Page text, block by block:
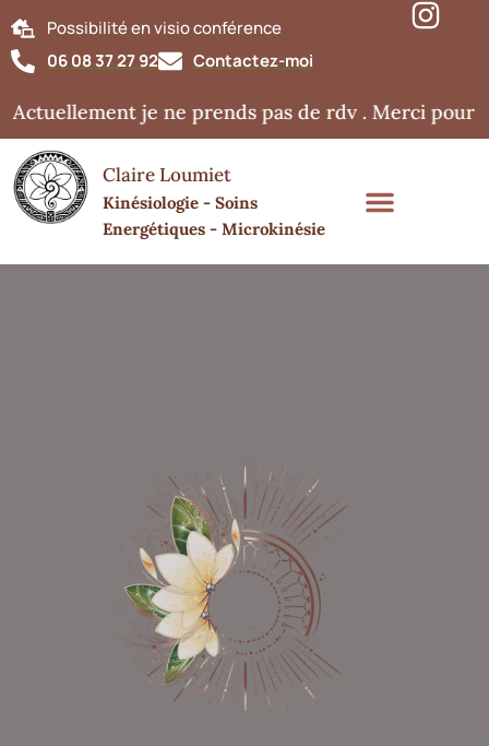
Possibilité en visio conférence
06 08 37 27 92
Contactez-moi
je ne prends pas de rdv . Merci pour
Claire Loumiet
Kinésiologie - Soins
Energétiques - Microkinésie